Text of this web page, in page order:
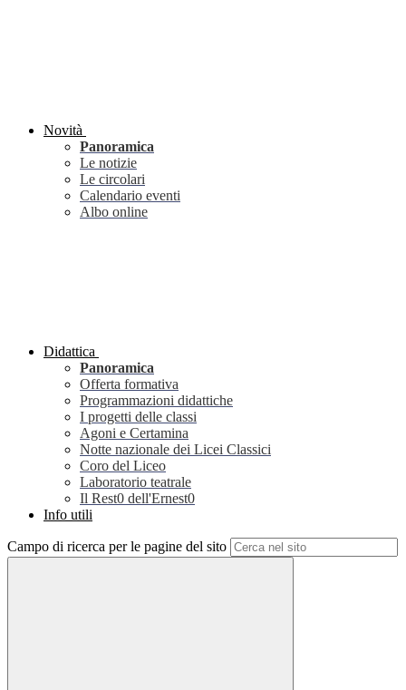
Novità
Panoramica
Le notizie
Le circolari
Calendario eventi
Albo online
Didattica
Panoramica
Offerta formativa
Programmazioni didattiche
I progetti delle classi
Agoni e Certamina
Notte nazionale dei Licei Classici
Coro del Liceo
Laboratorio teatrale
Il Rest0 dell'Ernest0
Info utili
Campo di ricerca per le pagine del sito